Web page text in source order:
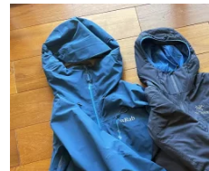
マガジン「
ト・パンツ
ア）カテゴ